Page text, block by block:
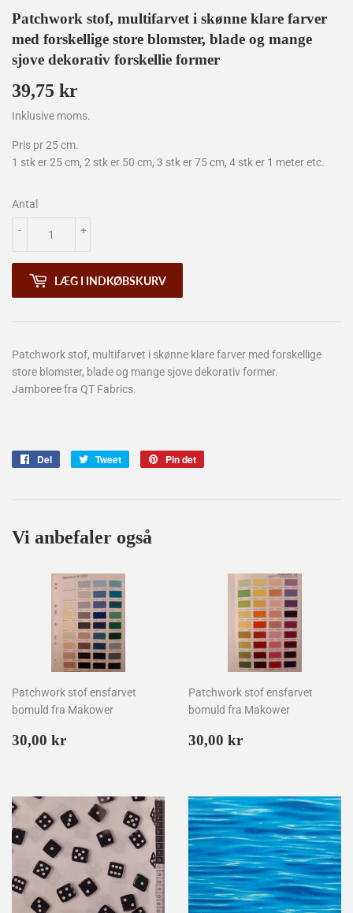
Patchwork stof, multifarvet i skønne klare farver
med forskellige store blomster, blade og mange
sjove dekorativ forskellie former
39,75 kr
kr
Inklusive moms.
Pris pr 25 cm.
1 stk er 25 cm, 2 stk er 50 cm, 3 stk er 75 cm, 4 stk er 1 meter etc.
Antal
+
-
LÆG I INDKØBSKURV
Patchwork stof, multifarvet i skønne klare farver med forskellige
store blomster, blade og mange sjove dekorativ former.
Jamboreefra QT Fabrics.
Del Tweet
Tweet
Pin det
Vi anbefaler også
Patchwork stof ensfarvet
bomuld fra Makower
Normalpris
30,00 kr
Patchwork stof ensfarvet
bomuld fra Makower
Normalpris
30,00 kr